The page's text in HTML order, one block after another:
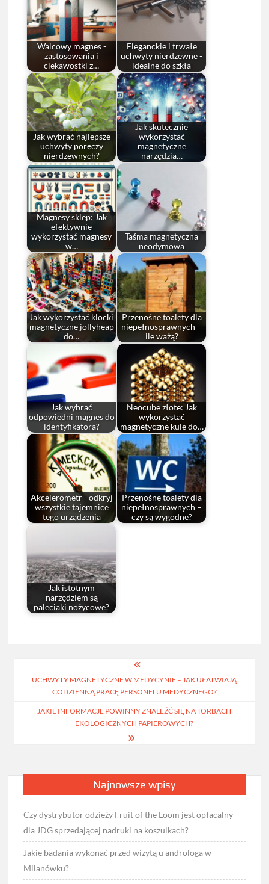
Walcowy magnes -
zastosowania i
ciekawostki z…
Eleganckie i trwałe
uchwyty nierdzewne -
idealne do szkła
Jak wybrać najlepsze
uchwyty poręczy
nierdzewnych?
Jak skutecznie
wykorzystać
magnetyczne
narzędzia…
Magnesy sklep: Jak
efektywnie
wykorzystać magnesy
w…
Taśma magnetyczna
neodymowa
Jak wykorzystać klocki
magnetyczne jollyheap
do…
Przenośne toalety dla
niepełnosprawnych –
ile ważą?
Jak wybrać
odpowiedni magnes do
identyfikatora?
Neocube złote: Jak
wykorzystać
magnetyczne kule do…
Akcelerometr - odkryj
wszystkie tajemnice
tego urządzenia
Przenośne toalety dla
niepełnosprawnych –
czy są wygodne?
Jak istotnym
narzędziem są
paleciaki nożycowe?
wpisu
UCHWYTY MAGNETYCZNE W MEDYCYNIE – JAK UŁATWIAJĄ
CODZIENNĄ PRACĘ PERSONELU MEDYCZNEGO?
JAKIE INFORMACJE POWINNY ZNALEŹĆ SIĘ NA TORBACH
EKOLOGICZNYCH PAPIEROWYCH?
Najnowsze wpisy
Czy dystrybutor odzieży Fruit of the Loom jest opłacalny
dla JDG sprzedającej nadruki na koszulkach?
Jakie badania wykonać przed wizytą u androloga w
Milanówku?